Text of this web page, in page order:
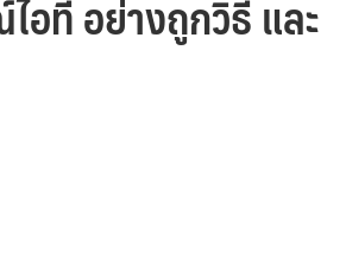
ที อย่างถูกวิธี และ